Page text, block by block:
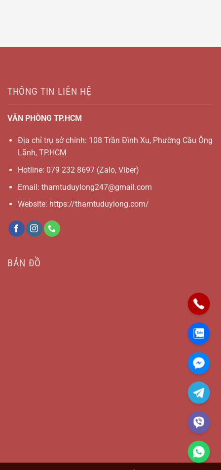
THÔNG TIN LIÊN HỆ
VĂN PHÒNG TP.HCM
Địa chỉ trụ sở chính: 108 Trần Đình Xu, Phường Cầu Ông
Lãnh, TP.HCM
Hotline: 079 232 8697(Zalo, Viber)
Email: thamtuduylong247@gmail.com
Website: https://thamtuduylong.com/
BẢN ĐỒ